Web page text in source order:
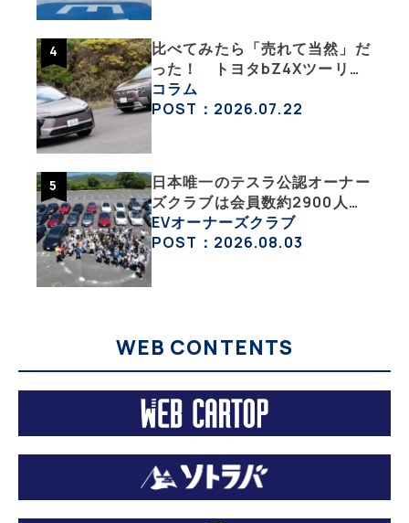
比べてみたら「売れて当然」だ
った！ トヨタbZ4Xツーリン
グ＆スバル・トレイルシーカー
が販売絶好調なワケ
コラム
POST：2026.07.22
日本唯一のテスラ公認オーナー
ズクラブは会員数約2900人の
一般社団法人〈テスラオーナー
ズクラブジャパン（TOCJ）〉
EVオーナーズクラブ
POST：2026.08.03
WEB CONTENTS